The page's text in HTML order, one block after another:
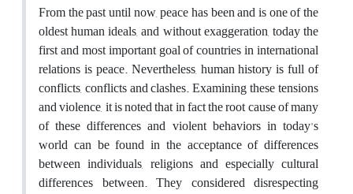
From the past until now, peace has been and is one of the
oldest human ideals, and without exaggeration, today the
first and most important goal of countries in international
relations is peace. Nevertheless, human history is full of
conflicts, conflicts and clashes. Examining these tensions
and violence, it is noted that in fact the root cause of many
of these differences and violent behaviors in today's
world can be found in the acceptance of differences
between individuals, religions and especially cultural
differences between. They considered disrespecting